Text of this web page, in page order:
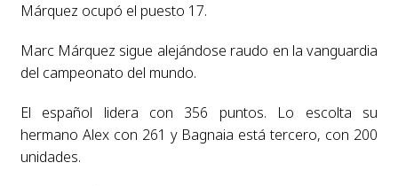
Márquez ocupó el puesto 17.
Marc Márquez sigue alejándose raudo en la vanguardia
del campeonato del mundo.
El español lidera con 356 puntos. Lo escolta su
hermano Alex con 261 y Bagnaia está tercero, con 200
unidades.